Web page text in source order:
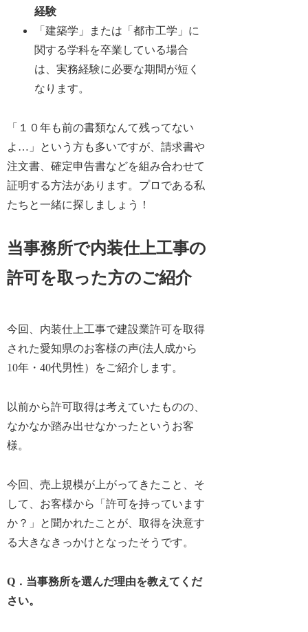
経験
「建築学」または「都市工学」に
関する学科を卒業している場合
は、実務経験に必要な期間が短く
なります。
「１０年も前の書類なんて残ってない
よ…」という方も多いですが、請求書や
注文書、確定申告書などを組み合わせて
証明する方法があります。プロである私
たちと一緒に探しましょう！
当事務所で内装仕上工事の
許可を取った方のご紹介
今回、 内装仕上工事で建設業許可を取得
された愛知県のお客様の声(法人成から
10年・40代男性）をご紹介します。
以前から許可取得は考えていたものの、
なかなか踏み出せなかったというお客
様。
今回、売上規模が上がってきたこと、そ
して、 お客様から「許可を持っています
か？」
と聞かれたことが、取得を決意す
る大きなきっかけとなったそうです。
Q．当事務所を選んだ理由を教えてくだ
さい。